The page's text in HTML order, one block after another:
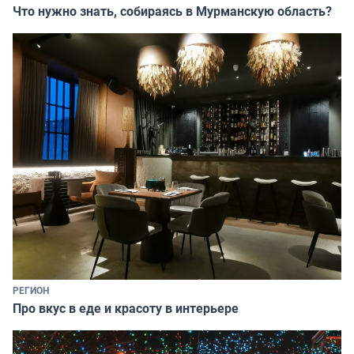
Что нужно знать, собираясь в Мурманскую область?
РЕГИОН
Про вкус в еде и красоту в интерьере